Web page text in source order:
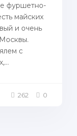
фуршетно-
майских
и очень
с
262 0